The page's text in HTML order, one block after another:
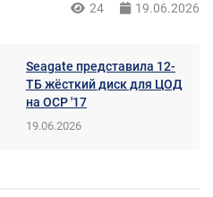
24 19.06.2026
Seagate представила 12-
ТБ жёсткий диск для ЦОД
на OCP '17
19.06.2026